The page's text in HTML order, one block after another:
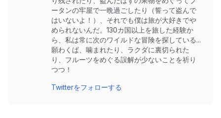
ータンの牢屋で一晩過ごしたり（誓って盗んで
はいないよ！）、それでも僕は旅が大好きでや
められないんだ。130カ国以上を旅した経験か
ら、私は常に次のワイルドな冒険を探している...
願わくば、噛まれたり、ラクダに裏切られた
り、フルーツをめぐる誤解が少ないことを祈り
つつ！
Twitterをフォローする